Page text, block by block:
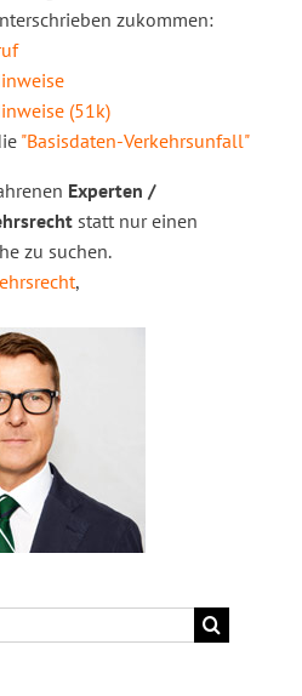
zukommen:
(51k)
"Basisdaten-Verkehrsunfall"
Experten /
statt nur einen
zu suchen.
,